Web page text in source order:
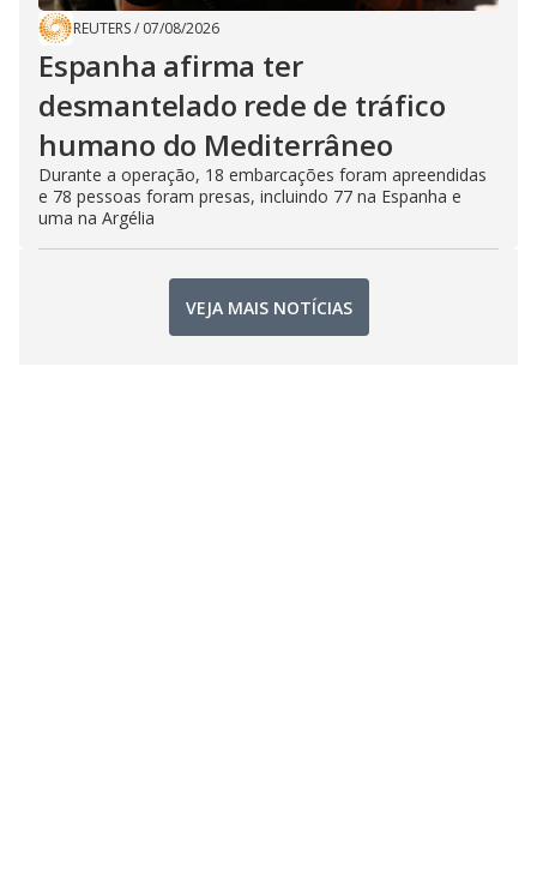
REUTERS/ 07/08/2026
Espanha afirma ter
desmantelado rede de tráfico
humano do Mediterrâneo
Durante a operação, 18 embarcações foram apreendidas
e 78 pessoas foram presas, incluindo 77 na Espanha e
uma na Argélia
VEJA MAIS NOTÍCIAS